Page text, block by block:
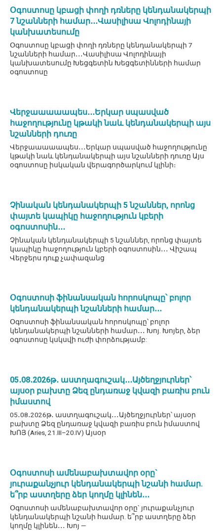
Օգոստոսը կբացի փողի դռները կենդանակերպի
7 նշանների համար․․․Վասիլիսա Վոլոդինայի
կանխատեսումը
Օգոստոսը կբացի փողի դռները կենդանակերպի 7
նշանների համար․․․Վասիլիսա Վոլոդինայի
կանխատեսումը Խեցգետին Խեցգետինների համար
օգոստոսը
Վերջաաաաապես․․․Երկար սպասված
հաջողությունը կթակի նաև կենդանակերպի այս
նշանների դուռը
Վերջաաաաապես․․․Երկար սպասված հաջողությունը
կթակի նաև կենդանակերպի այս նշանների դուռը Այս
օգոստոսը իսկական վերագործարկում կլինի։
Չինական կենդանակերպի 5 նշաններ, որոնց
փայտե կապիկը հաջողություն կբերի
օգոստոսին․․․
Չինական կենդանակերպի 5 նշաններ, որոնց փայտե
կապիկը հաջողություն կբերի օգոստոսին․․․ Վիշապ
Վերջերս դուք չափազանց
Օգոստոսի ֆինանսական հորոսկոպը՝ բոլոր
կենդանակերպի նշանների համար․․․
Օգոստոսի ֆինանսական հորոսկոպը՝ բոլոր
կենդանակերպի նշանների համար․․․ Խոյ. Խոյեր, ձեր
օգոստոսը կսկսվի ուժի փորձությամբ:
05․08․2026թ․ աստղագուշակ․․․Այծեղջյուրներ՝
այսօր բախտը Ձեզ ընդառաջ կվազի բառիս բուն
իմաստով
05․08․2026թ․ աստղագուշակ․․․Այծեղջյուրներ՝ այսօր
բախտը Ձեզ ընդառաջ կվազի բառիս բուն իմաստով
ԽՈՅ (Aries, 21.III–20.IV) Այսօր
Օգոստոսի ամենաբախտավոր օրը`
յուրաքանչյուր կենդանակերպի նշանի համար.
ե՞րբ աստղերը ձեր կողմը կլինեն․․․
Օգոստոսի ամենաբախտավոր օրը` յուրաքանչյուր
կենդանակերպի նշանի համար. ե՞րբ աստղերը ձեր
կողմը կլինեն․․․ Խոյ —